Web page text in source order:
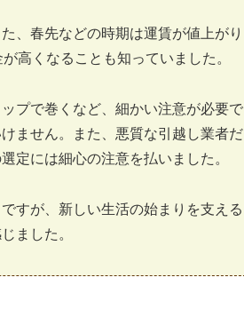
、春先などの時期は運賃が値上がり
高くなることも知っていました。
プで巻くなど、細かい注意が必要で
ません。また、悪質な引越し業者だ
定には細心の注意を払いました。
すが、新しい生活の始まりを支える
ました。